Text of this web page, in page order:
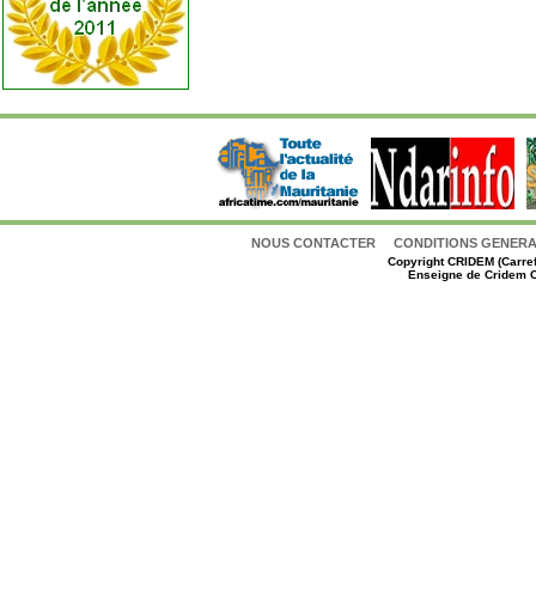
NOUS CONTACTER CONDITIONS
CopyrightCRIDEM
Enseigne de Cridem